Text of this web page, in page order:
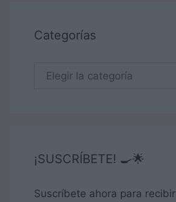
Categorías
Categorías
¡SUSCRÍBETE! 🍳🌟
Suscríbete ahora para recibir